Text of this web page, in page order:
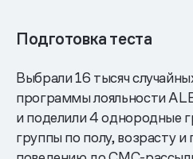
Подготовка теста
Выбрали 16 тысяч
программы лояльности
и поделили 4 однородные
группы по полу, возрасту и